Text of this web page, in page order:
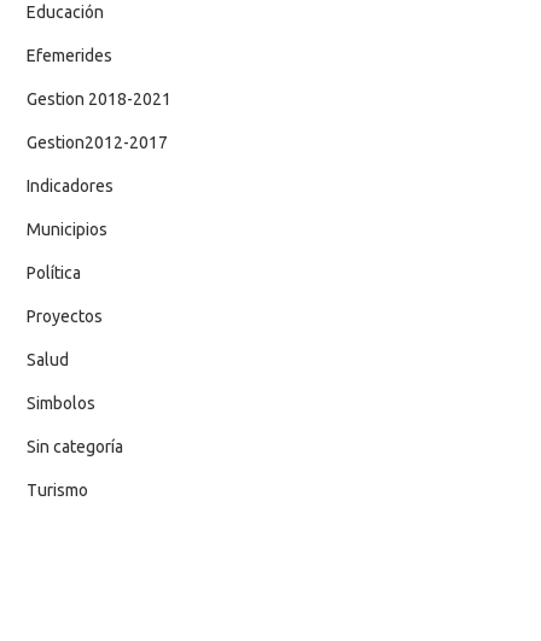
Educación
Efemerides
Gestion 2018-2021
Gestion2012-2017
Indicadores
Municipios
Política
Proyectos
Salud
Simbolos
Sin categoría
Turismo